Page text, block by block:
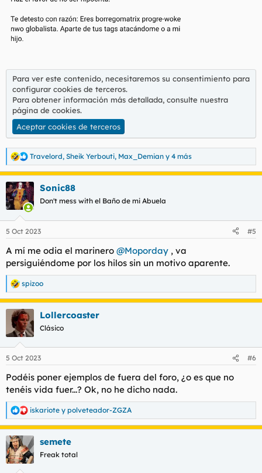
Para ver este contenido, necesitaremos su consentimiento para
configurar cookies de terceros.
Para obtener información más detallada, consulte nuestra
página de cookies.
Aceptar cookies de terceros
R
e
a
c
c
i
e
:
Travelord, Sheik Yerbouti, Max_Demian y 4 más
Sonic88
Don't mess with el Baño de mi Abuela
5 Oct 2023 #5
A mí me odia el marinero @Moporday , va
persiguiéndome por los hilos sin un motivo aparente.
R
e
a
c
c
i
e
:
spizoo
Lollercoaster
Clásico
5 Oct 2023 #6
Podéis poner ejemplos de fuera del foro, ¿o es que no
tenéis vida fuer...? Ok, no he dicho nada.
R
e
a
c
c
i
iskariote y polveteador-ZGZA
semete
Freak total